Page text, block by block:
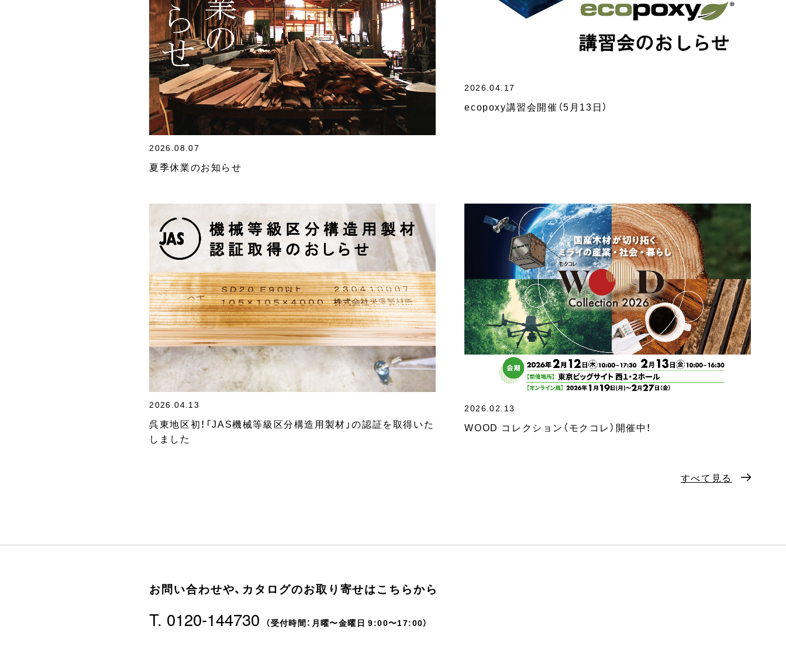
2026.08.07
夏季休業のお知らせ
2026.04.17
ecopoxy講習会開催（5月13日）
2026.04.13
呉東地区初！「JAS機械等級区分構造用製材」の認証を取得いた
しました
2026.02.13
WOOD コレクション（モクコレ）開催中！
すべて見る
お問い合わせや、 カタログのお取り寄せはこちらから
T. 0120-144730 （受付時間：月曜〜金曜日 9:00〜17:00）